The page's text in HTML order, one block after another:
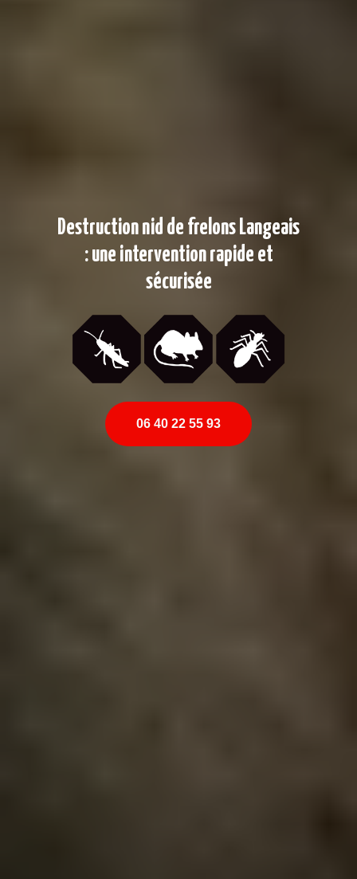
Destruction nid de frelons Langeais
: une intervention rapide et
sécurisée
06 40 22 55 93